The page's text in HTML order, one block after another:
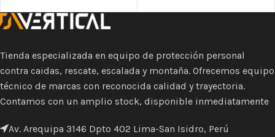
Tienda especializada en equipo de protección personal
contra caidas, rescate, escalada y montaña. Ofrecemos equipo
técnico de marcas con reconocida calidad y trayectoria.
Contamos con un amplio stock, disponible inmediatamente
Av. Arequipa 3146 Dpto 402 Lima-San Isidro, Perú